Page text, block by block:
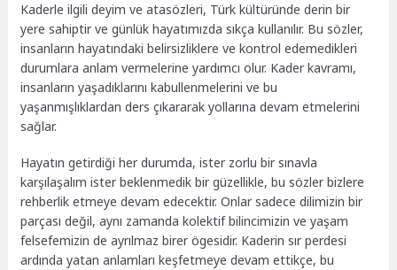
Kaderle ilgili deyim ve atasözleri, Türk kültüründe derin bir
yere sahiptir ve günlük hayatımızda sıkça kullanılır. Bu sözler,
insanların hayatındaki belirsizliklere ve kontrol edemedikleri
durumlara anlam vermelerine yardımcı olur. Kader kavramı,
insanların yaşadıklarını kabullenmelerini ve bu
yaşanmışlıklardan ders çıkararak yollarına devam etmelerini
sağlar.
Hayatın getirdiği her durumda, ister zorlu bir sınavla
karşılaşalım ister beklenmedik bir güzellikle, bu sözler bizlere
rehberlik etmeye devam edecektir. Onlar sadece dilimizin bir
parçası değil, aynı zamanda kolektif bilincimizin ve yaşam
felsefemizin de ayrılmaz birer ögesidir. Kaderin sır perdesi
ardında yatan anlamları keşfetmeye devam ettikçe, bu